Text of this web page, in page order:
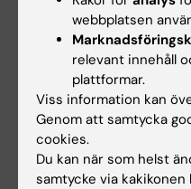
möjlighet att studera
könshormoner
och skillnader i
män och kvinnor
förändringar,
funktion samt
skelettmuskelmassa
webbplatsen
relevant innehåll
plattformar.
Viss information kan
Genom att samtycka
cookies.
Du kan när som helst
samtycke via